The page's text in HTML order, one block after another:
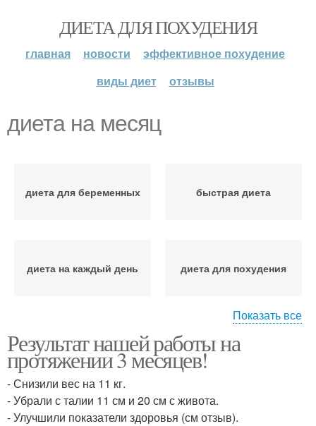
ДИЕТА ДЛЯ ПОХУДЕНИЯ
главная новости
эффективное похудение
виды диет
отзывы
диета на месяц
диета для беременных быстрая диета
диета на каждый день диета для похудения
правильная диета диета для мужчин
Показать все
Результат нашей работы на
протяжении 3 месяцев!
- Снизили вес на 11 кг.
- Убрали с талии 11 см и 20 см с живота.
- Улучшили показатели здоровья (см отзыв).